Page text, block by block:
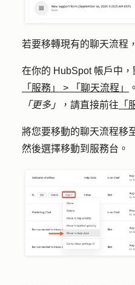
若要移轉現有的聊天流程
在你的 HubSpot 帳戶中，
「服務」
> 「聊天流程」
「更多」
，請直接前往 「
將您要移動的聊天流程移
然後選擇移動到服務台 。